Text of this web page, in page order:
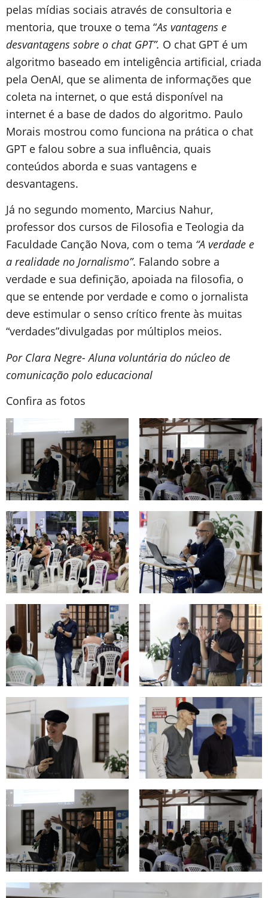
pelas mídias sociais através de consultoria e
mentoria, que trouxe o tema “As vantagens e
desvantagens sobre o chat GPT”. O chat GPT é um
algoritmo baseado em inteligência artificial, criada
pela OenAI, que se alimenta de informações que
coleta na internet, o que está disponível na
internet é a base de dados do algoritmo. Paulo
Morais mostrou como funciona na prática o chat
GPT e falou sobre a sua influência, quais
conteúdos aborda e suas vantagens e
desvantagens.
Já no segundo momento, Marcius Nahur,
professor dos cursos de Filosofia e Teologia da
Faculdade Canção Nova, com o tema “A verdade e
a realidade no Jornalismo”. Falando sobre a
verdade e sua definição, apoiada na filosofia, o
que se entende por verdade e como o jornalista
deve estimular o senso crítico frente às muitas
“verdades”divulgadas por múltiplos meios.
Por Clara Negre- Aluna voluntária do núcleo de
comunicação polo educacional
Confira as fotos